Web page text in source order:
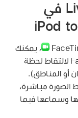
التقاط صورة Live Photo في
، يمكنك
التقاط صورة Live Photo في FaceTime لالتقاط لحظة
أو المناطق).
الصورة مباشرة،
وسماعها فيما